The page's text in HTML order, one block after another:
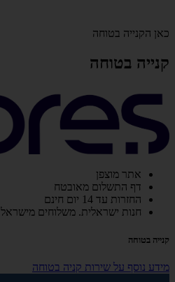
כאן הקנייה בטוחה
קנייה בטוחה
אתר מוצפן
דף התשלום מאובטח
החזרות עד 14 יום חינם
חנות ישראלית. משלוחים מישראל
קנייה בטוחה
מידע נוסף על שירות קניה בטוחה